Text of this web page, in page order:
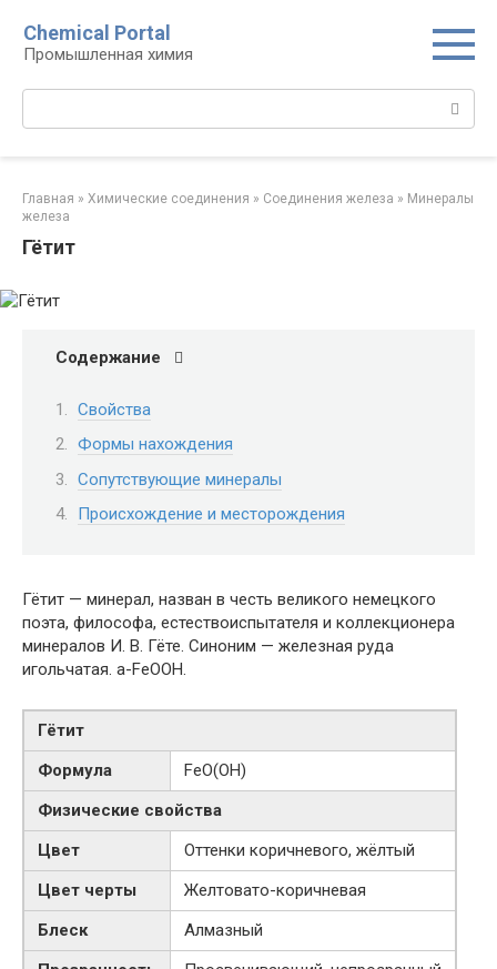
контенту
Chemical Portal
Промышленная химия
Главная » Химические соединения » Соединения железа‎ » Минералы
железа‎
Гётит
Содержание
Свойства
Формы нахождения
Сопутствующие минералы
Происхождение и месторождения
Гётит — минерал, назван в честь великого немецкого
поэта, философа, естествоиспытателя и коллекционера
минералов И. В. Гёте. Синоним — железная руда
игольчатая. a-FeOOH.
Гётит
Формула
FeO(OH)
Физические свойства
Цвет
Оттенки коричневого, жёлтый
Цвет черты
Желтовато-коричневая
Блеск
Алмазный